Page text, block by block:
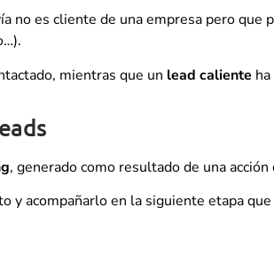
no es cliente de una empresa pero
mientras que un lead caliente
, generado como resultado de una
y acompañarlo en la siguiente etapa